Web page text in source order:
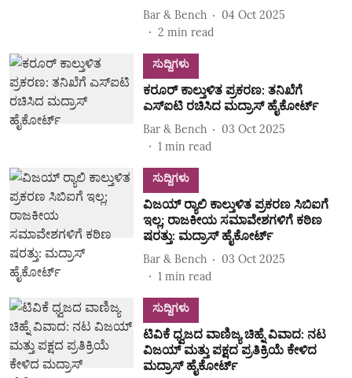
Bar & Bench
04 Oct 2025
2 min read
ಸುದ್ದಿಗಳು
ಕರೂರ್‌ ಕಾಲ್ತುಳಿತ ಪ್ರಕರಣ: ತನಿಖೆಗೆ
ಎಸ್ಐಟಿ ರಚಿಸಿದ ಮದ್ರಾಸ್ ಹೈಕೋರ್ಟ್‌
Bar & Bench
03 Oct 2025
1 min read
ಸುದ್ದಿಗಳು
ವಿಜಯ್ ರ‍್ಯಾಲಿ ಕಾಲ್ತುಳಿತ ಪ್ರಕರಣ ಸಿಬಿಐಗೆ
ಇಲ್ಲ; ರಾಜಕೀಯ ಸಮಾವೇಶಗಳಿಗೆ ಕಠಿಣ
ಷರತ್ತು: ಮದ್ರಾಸ್‌ ಹೈಕೋರ್ಟ್‌
Bar & Bench
03 Oct 2025
1 min read
ಸುದ್ದಿಗಳು
ಟಿವಿಕೆ ಧ್ವಜದ ವಾಣಿಜ್ಯ ಚಿಹ್ನೆ ವಿವಾದ: ನಟ
ವಿಜಯ್ ಮತ್ತು ಪಕ್ಷದ ಪ್ರತಿಕ್ರಿಯೆ ಕೇಳಿದ
ಮದ್ರಾಸ್ ಹೈಕೋರ್ಟ್